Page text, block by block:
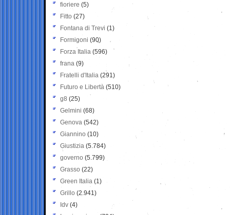
fioriere (5)
Fitto (27)
Fontana di Trevi (1)
Formigoni (90)
Forza Italia (596)
frana (9)
Fratelli d'Italia (291)
Futuro e Libertà (510)
g8 (25)
Gelmini (68)
Genova (542)
Giannino (10)
Giustizia (5.784)
governo (5.799)
Grasso (22)
Green Italia (1)
Grillo (2.941)
Idv (4)